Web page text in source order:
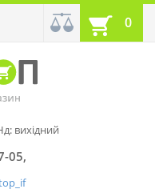
0
вихідний
05